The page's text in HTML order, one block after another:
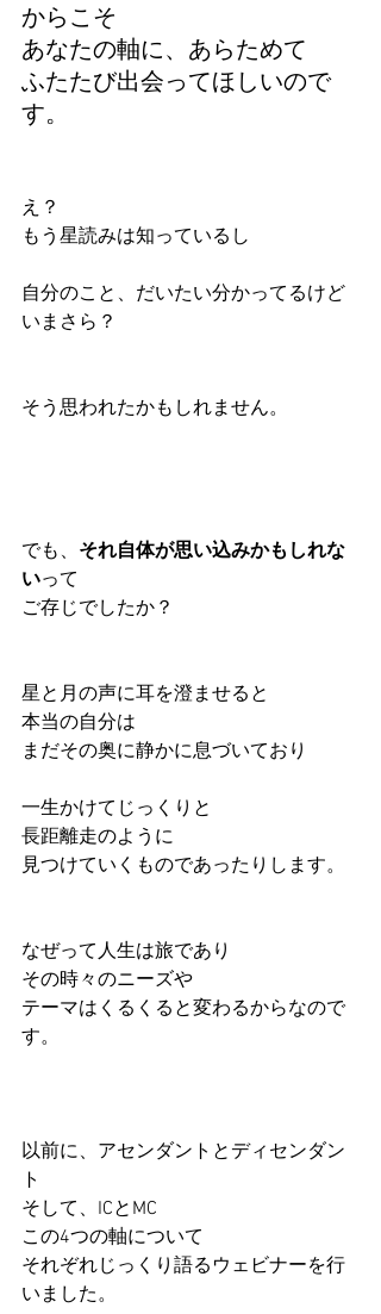
からこそ
あなたの軸に、あらためて
ふたたび出会ってほしいので
す。
え？
もう星読みは知っているし
自分のこと、だいたい分かってるけど
いまさら？
そう思われたかもしれません。
でも、 それ自体が思い込みかもしれな
いって
ご存じでしたか？
星と月の声に耳を澄ませると
本当の自分は
まだその奥に静かに息づいており
一生かけてじっくりと
長距離走のように
見つけていくものであったりします。
なぜって人生は旅であり
その時々のニーズや
テーマはくるくると変わるからなので
す。
以前に、アセンダントとディセンダン
ト
そして、ICとMC
この4つの軸について
それぞれじっくり語るウェビナーを行
いました。